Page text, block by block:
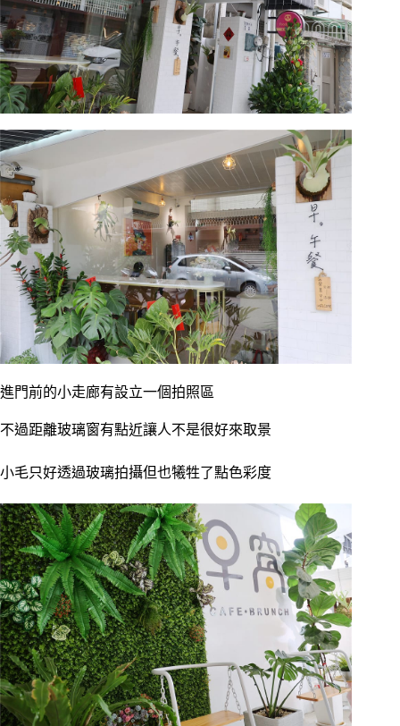
進門前的小走廊有設立一個拍照區
不過距離玻璃窗有點近讓人不是很好來取景
小毛只好透過玻璃拍攝但也犧牲了點色彩度